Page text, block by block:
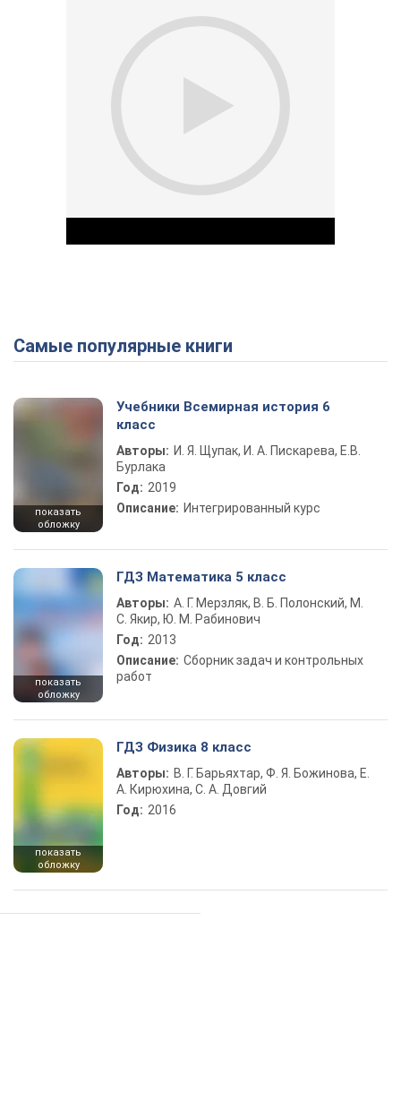
Play Video
Самые популярные книги
показать
обложку
Учебники Всемирная история 6
класс
Авторы: И. Я. Щупак, И. А. Пискарева, Е.В.
Бурлака
Год: 2019
Описание: Интегрированный курс
показать
обложку
ГДЗ Математика 5 класс
Авторы: А. Г. Мерзляк, В. Б. Полонский, М.
С. Якир, Ю. М. Рабинович
Год: 2013
Описание: Сборник задач и контрольных
работ
показать
обложку
ГДЗ Физика 8 класс
Авторы: В. Г. Барьяхтар, Ф. Я. Божинова, Е.
А. Кирюхина, С. А. Довгий
Год: 2016